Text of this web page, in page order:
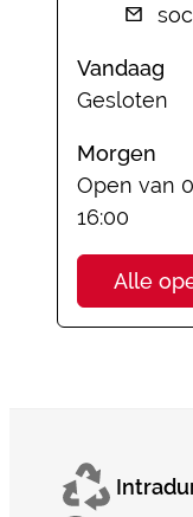
E-mail
Vandaag
Gesloten
Morgen
Open van
16:00
Alle